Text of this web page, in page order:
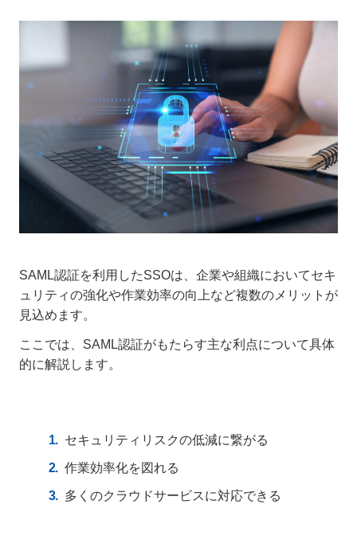
SAML認証を利用したSSOは、企業や組織においてセキ
ュリティの強化や作業効率の向上など複数のメリットが
見込めます。
ここでは、SAML認証がもたらす主な利点について具体
的に解説します。
セキュリティリスクの低減に繋がる
作業効率化を図れる
多くのクラウドサービスに対応できる